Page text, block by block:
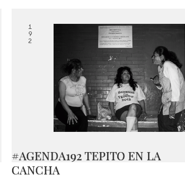
1
9
2
#AGENDA192 TEPITO EN LA
CANCHA